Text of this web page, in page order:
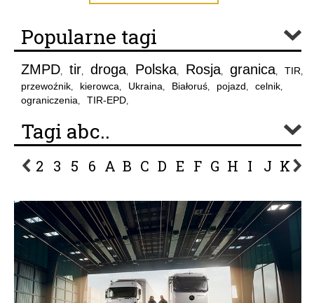
Popularne tagi
ZMPD, tir, droga, Polska, Rosja, granica, TIR,
przewoźnik, kierowca, Ukraina, Białoruś, pojazd, celnik,
ograniczenia, TIR-EPD,
Tagi abc..
2 3 5 6 A B C D E F G H I J K L